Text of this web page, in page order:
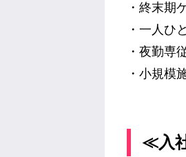
・終末期
・一人ひ
・夜勤専
・小規模
≪入